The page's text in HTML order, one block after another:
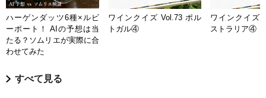
ハーゲンダッツ6種×ルビ
ーポート！ AIの予想は当
たる？ソムリエが実際に合
わせてみた
ワインクイズ Vol.73 ポル
トガル④
ワインクイズ
ストラリア④
すべて見る